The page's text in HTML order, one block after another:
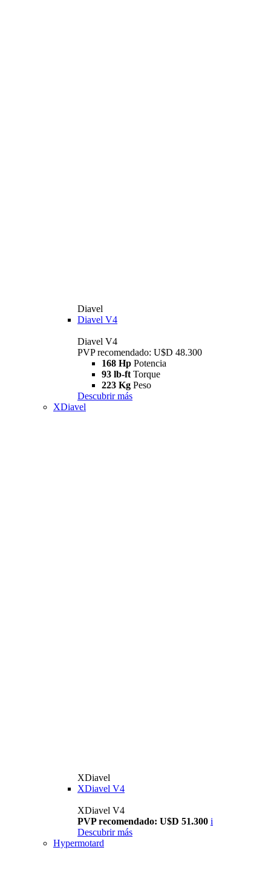
Diavel
Diavel V4
Diavel V4
PVP recomendado: U$D 48.300
168 Hp Potencia
93 lb-ft Torque
223 Kg Peso
Descubrir más
XDiavel
XDiavel
XDiavel V4
XDiavel V4
PVP recomendado: U$D 51.300 i
Descubrir más
Hypermotard